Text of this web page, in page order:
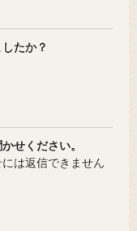
たか？
せください。
は返信できません